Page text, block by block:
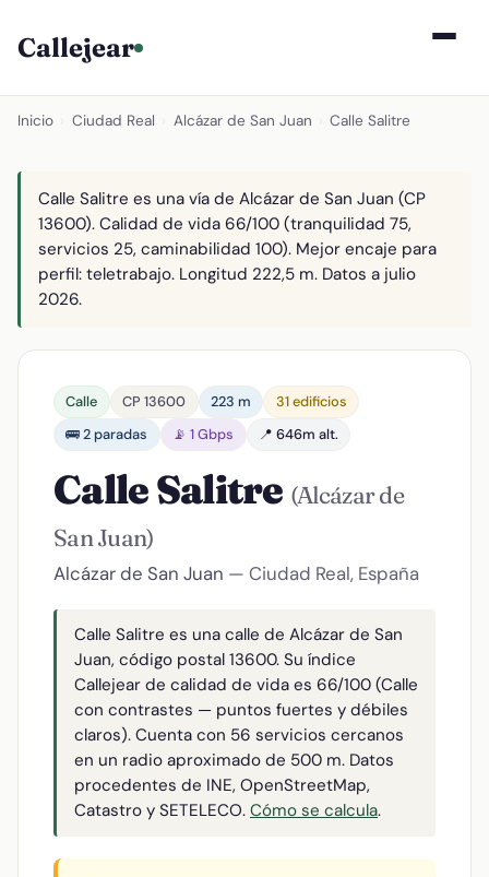
Callejear
Inicio Ciudad Real Alcázar de San Juan Calle Salitre
Calle Salitre es una vía de Alcázar de San Juan (CP
13600). Calidad de vida 66/100 (tranquilidad 75,
servicios 25, caminabilidad 100). Mejor encaje para
perfil: teletrabajo. Longitud 222,5 m. Datos a julio
2026.
Calle CP 13600 223 m
31 edificios
🚌 2 paradas
📡 1 Gbps 📍 646m alt.
Calle Salitre (Alcázar de
San Juan)
Alcázar de San Juan — Ciudad Real, España
Calle Salitre es una calle de Alcázar de San
Juan, código postal 13600. Su índice
Callejear de calidad de vida es 66/100 (Calle
con contrastes — puntos fuertes y débiles
claros). Cuenta con 56 servicios cercanos
en un radio aproximado de 500 m. Datos
procedentes de INE, OpenStreetMap,
Catastro y SETELECO. Cómo se calcula.